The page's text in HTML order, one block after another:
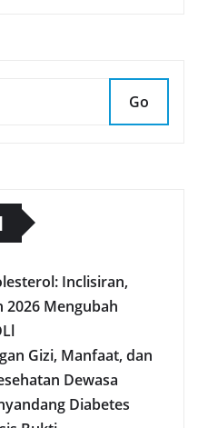
Go
Inclisiran,
2026 Mengubah
Gizi, Manfaat, dan
Dewasa
Diabetes